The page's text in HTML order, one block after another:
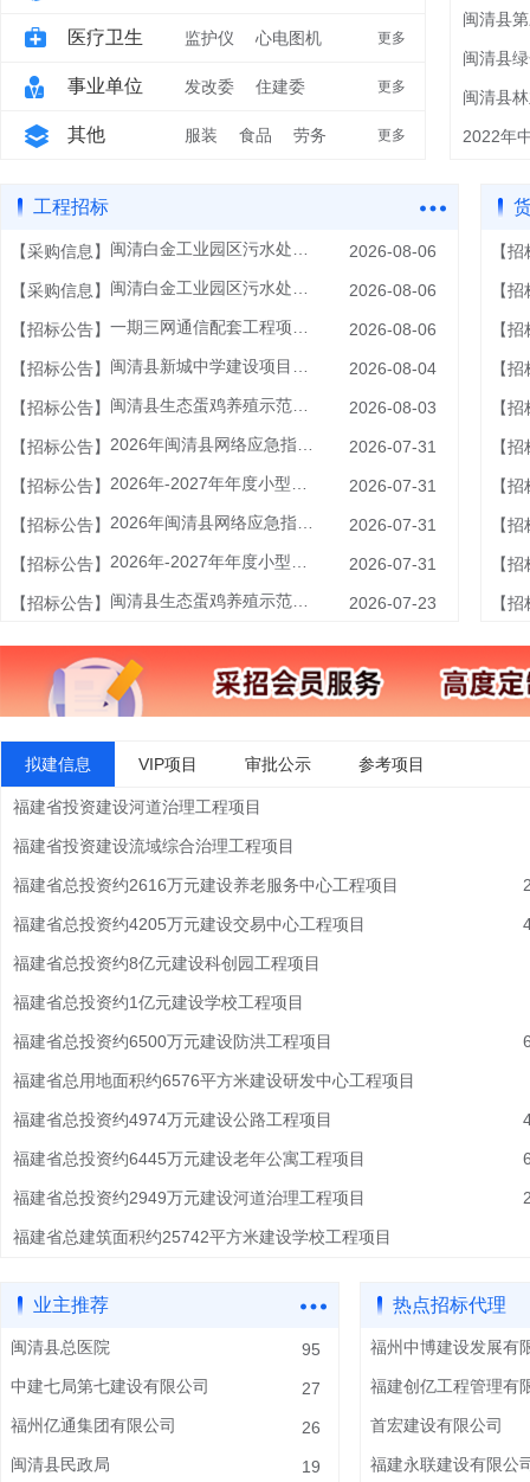
医疗卫生 监护仪 心电图机
无影灯
更多
事业单位 发改委 住建委
街道办
更多
其他 服装 食品 劳务 更多
闽清县
工程招标
【采购信息】 2026-08-06
【采购信息】 2026-08-06
【招标公告】 2026-08-06
【招标公告】 2026-08-04
【招标公告】 2026-08-03
【招标公告】 2026-07-31
【招标公告】 2026-07-31
【招标公告】 2026-07-31
【招标公告】 2026-07-31
【招标公告】 2026-07-23
【
【
【
【
【
【
【
【
【
【
拟建信息 VIP项目 审批公示 参考项目
福建省投资建设河道治理工程项目
福建省投资建设流域综合治理工程项目
福建省总投资约2616万元建设养老服务中心工程项目
福建省总投资约4205万元建设交易中心工程项目
福建省总投资约8亿元建设科创园工程项目
福建省总投资约1亿元建设学校工程项目
福建省总投资约6500万元建设防洪工程项目
福建省总用地面积约6576平方米建设研发中心工程项目
福建省总投资约4974万元建设公路工程项目
福建省总投资约6445万元建设老年公寓工程项目
福建省总投资约2949万元建设河道治理工程项目
福建省总建筑面积约25742平方米建设学校工程项目
业主推荐
闽清县总医院
95
中建七局第七建设有限公司
27
福州亿通集团有限公司
26
闽清县民政局
19
热点招标代理
福州中博建设发展有
福建创亿工程管理有
首宏建设有限公司
福建永联建设有限公